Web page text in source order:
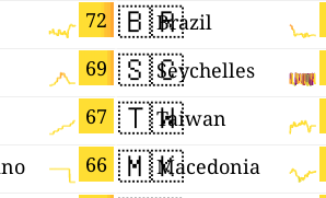
72
69
67
66
🇧🇷Brazil
🇸🇨Seychelles
🇹🇼Taiwan
🇲🇰Macedonia